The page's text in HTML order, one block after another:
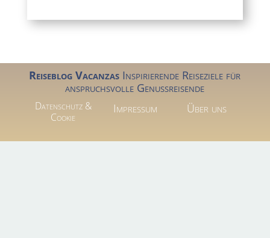
Reiseblog Vacanzas Inspirierende Reiseziele für
anspruchsvolle Genussreisende
Datenschutz &
Cookie
Impressum Über uns